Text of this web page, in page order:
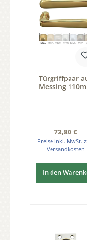
Türgriffpaar
Messing
Regulärer
73,80 €
Preise inkl. MwSt.
Versandkosten
In den